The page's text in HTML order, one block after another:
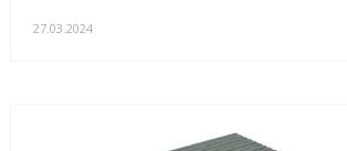
27.03.2024